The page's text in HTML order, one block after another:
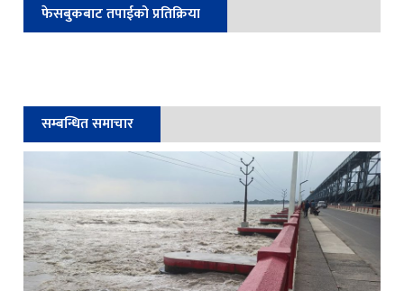
फेसबुकबाट तपाईको प्रतिक्रिया
सम्बन्धित समाचार